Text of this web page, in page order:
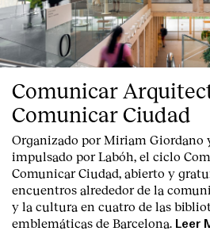
Comunicar
Comunicar Ciudad
Organizado por Miriam Giordano
impulsado por Labóh, el ciclo
Comunicar Ciudad, abierto y
encuentros alrededor de la
y la cultura en cuatro de las
emblemáticas de Barcelona. Leer